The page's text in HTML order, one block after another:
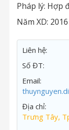
Pháp lý: Hợp
Năm XD: 2016
Liên hệ:
Số ĐT:
Email:
Địa chỉ:
Trưng Tây,